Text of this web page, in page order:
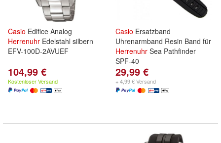
Casio Edifice Analog
Herrenuhr Edelstahl silbern
EFV-100D-2AVUEF
104,99 €
Kostenloser Versand
Casio Ersatzband
Uhrenarmband Resin Band für
Herrenuhr Sea Pathfinder
SPF-40
29,99 €
+ 4,99 € Versand